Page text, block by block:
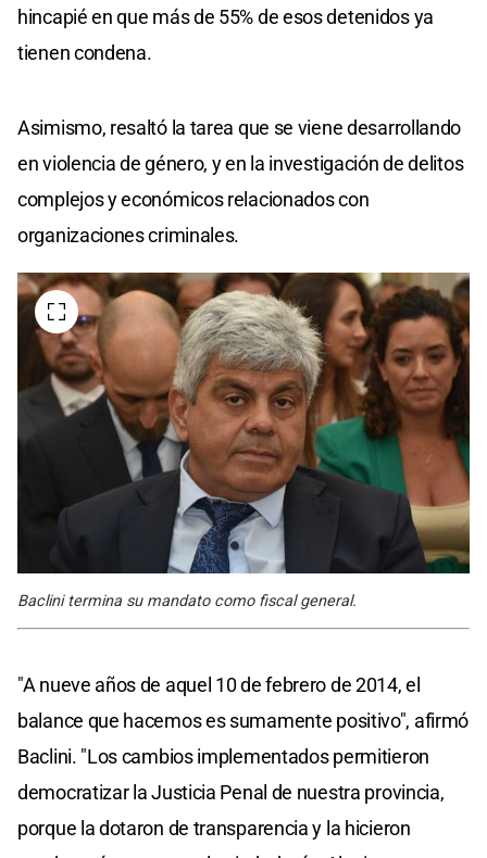
hincapié en que más de 55% de esos detenidos ya
tienen condena.
Asimismo, resaltó la tarea que se viene desarrollando
en violencia de género, y en la investigación de delitos
complejos y económicos relacionados con
organizaciones criminales.
Baclini termina su mandato como fiscal general.
"A nueve años de aquel 10 de febrero de 2014, el
balance que hacemos es sumamente positivo", afirmó
Baclini. "Los cambios implementados permitieron
democratizar la Justicia Penal de nuestra provincia,
porque la dotaron de transparencia y la hicieron